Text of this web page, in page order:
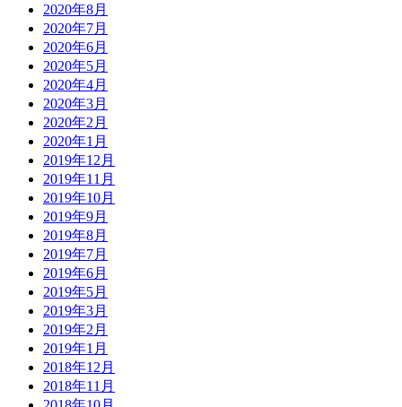
2020年8月
2020年7月
2020年6月
2020年5月
2020年4月
2020年3月
2020年2月
2020年1月
2019年12月
2019年11月
2019年10月
2019年9月
2019年8月
2019年7月
2019年6月
2019年5月
2019年3月
2019年2月
2019年1月
2018年12月
2018年11月